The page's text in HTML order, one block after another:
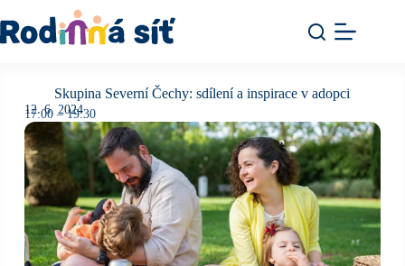
Skupina Severní Čechy: sdílení a inspirace v adopci
12. 6. 2024
17:00 – 19:30